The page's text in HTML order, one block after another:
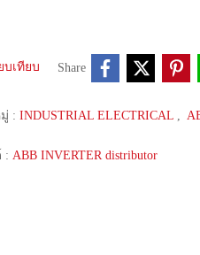
บเทียบ Share
: INDUSTRIAL ELECTRICAL ,
: ABB INVERTER distributor